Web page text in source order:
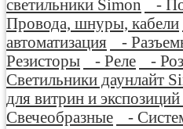
светильники Simon
-
Провода, шнуры, кабели
автоматизация
-
Резисторы
- Реле -
Светильники даунлайт
для витрин и
Свечеобразные
-